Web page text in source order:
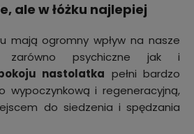
ale w łóżku najlepiej
mają ogromny wpływ na nasze
zarówno psychiczne jak i
nastolatka pełni bardzo
wypoczynkową i regeneracyjną,
do siedzenia i spędzania